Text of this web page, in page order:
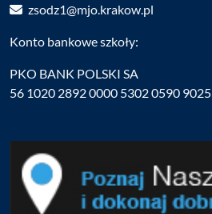
zsodz1@mjo.krakow.pl
Konto bankowe szkoły:
PKO BANK POLSKI SA
56 1020 2892 0000 5302 0590 9025